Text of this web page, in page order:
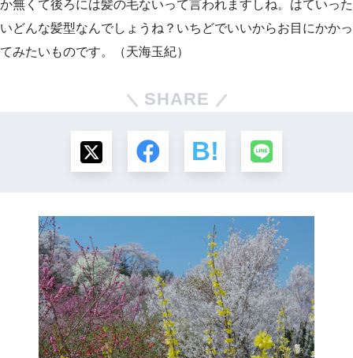
か無くて後ろには髪の毛ないって言われますしね。はていった
いどんな髪型なんでしょうね？いちどでいいからお目にかかっ
てみたいものです。（天海玉紀）
SHARE